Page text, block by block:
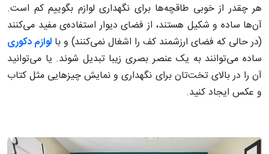
هر چقدر از خوبی طاقچه‌ها برای نگهداری لوازم بگوییم کم است.
آن‌ها ساده و شکیل هستند، از فضای دیوار استفاده‌ی مفید می‌کنند
(در حالی که فضای ارزشمند کف را اشغال نمی‌کنند) و با لوازم دکوری
ساده می‌توانند به یک عنصر بصری زیبا تبدیل شوند. یا می‌توانید
آن را در بالای تخت‌تان برای نگهداری و نمایش چیزهایی مثل کتاب
و عکس ایجاد کنید.